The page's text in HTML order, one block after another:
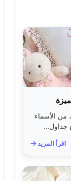
2027 ومعانيها، من الأسماء
جداول...
اقرأ المزيد